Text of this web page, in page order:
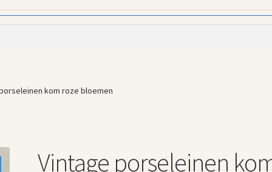
kom roze bloemen
Vintage porseleinen